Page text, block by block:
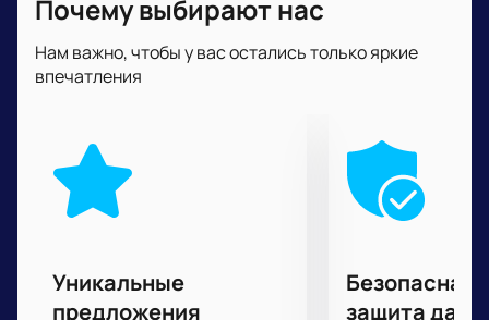
момента, потому что следить за происходящим на
У вас есть уникальный шанс стать
непосредственным участником этого спортивного
спортсменов также как хорошая физическая
форма, подготовка и мастерство!
Бескомпромиссная встреча соперников
запомнится вам надолго!
Почему выбирают нас
Нам важно, чтобы у вас остались только яркие
впечатления
Уникальные
предложения
Безопасная
защита